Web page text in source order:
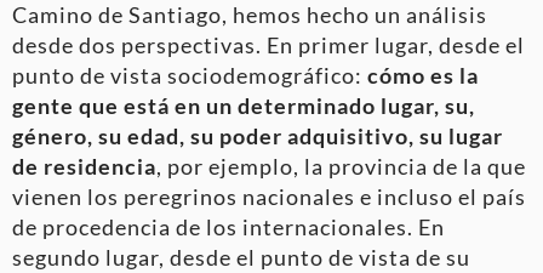
Camino de Santiago, hemos hecho un análisis
desde dos perspectivas. En primer lugar, desde el
punto de vista sociodemográfico: cómo es la
gente que está en un determinado lugar, su,
género, su edad, su poder adquisitivo, su lugar
de residencia, por ejemplo, la provincia de la que
vienen los peregrinos nacionales e incluso el país
de procedencia de los internacionales. En
segundo lugar, desde el punto de vista de su